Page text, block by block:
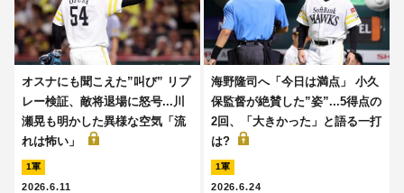
オスナにも聞こえた”叫び” リプ
レー検証、敵将退場に怒号...川
瀬晃も明かした異様な空気「流
れは怖い」
1軍
2026.6.11
海野隆司へ「今日は満点」 小久
保監督が絶賛した”姿”...5得点の
2回、「大きかった」と語る一打
は?
1軍
2026.6.24